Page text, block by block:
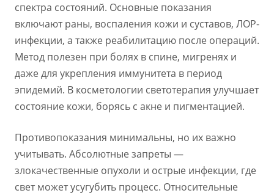
спектра состояний. Основные показания
включают раны, воспаления кожи и суставов, ЛОР-
инфекции, а также реабилитацию после операций.
Метод полезен при болях в спине, мигренях и
даже для укрепления иммунитета в период
эпидемий. В косметологии светотерапия улучшает
состояние кожи, борясь с акне и пигментацией.
Противопоказания минимальны, но их важно
учитывать. Абсолютные запреты —
злокачественные опухоли и острые инфекции, где
свет может усугубить процесс. Относительные